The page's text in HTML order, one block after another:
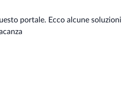
portale. Ecco alcune soluzioni
Richieste non